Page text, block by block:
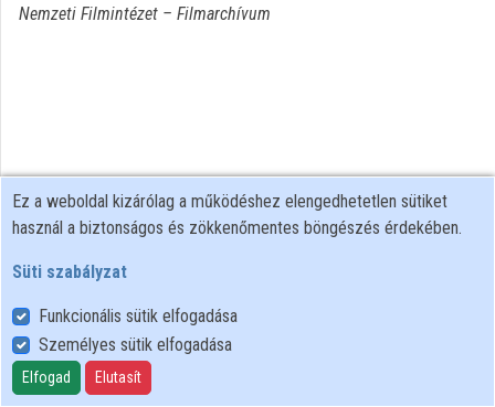
Nemzeti Filmintézet – Filmarchívum
Felhasználói szabályzat
Adatkezelési tájékoztató
Süti szabályzat
Ez a weboldal kizárólag a működéshez elengedhetetlen sütiket
használ a biztonságos és zökkenőmentes böngészés érdekében.
Süti szabályzat
Funkcionális sütik elfogadása
Személyes sütik elfogadása
Elfogad Elutasít